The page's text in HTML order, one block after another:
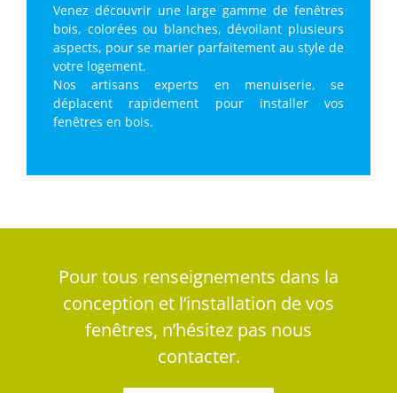
Venez découvrir une large gamme de fenêtres
bois, colorées ou blanches, dévoilant plusieurs
aspects, pour se marier parfaitement au style de
votre logement.
Nos artisans experts en menuiserie, se
déplacent rapidement pour installer vos
fenêtres en bois.
Pour tous renseignements dans la
conception et l’installation de vos
fenêtres, n’hésitez pas nous
contacter.